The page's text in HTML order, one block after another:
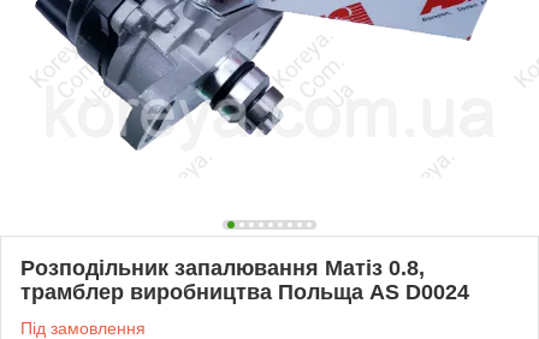
Розподільник запалювання Матіз 0.8,
трамблер виробництва Польща AS D0024
Під замовлення